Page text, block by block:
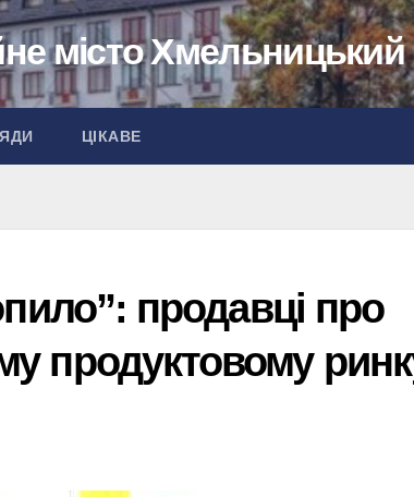
місто Хмельницький
ЦІКАВЕ
продавці про
продуктовому